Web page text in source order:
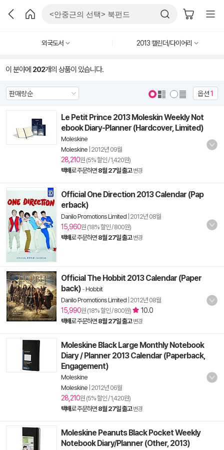
외국도서 2013 캘린더/다이어리
이 분야에 202개의 상품이 있습니다.
옵션1
Le Petit Prince 2013 Moleskin Weekly Not
ebook Diary-Planner (Hardcover, Limited)
Moleskine
Moleskine 2012년 09월
28,210원 (5% 할인 / 1,420원)
택배로 주문하면 8월 27일 출고 변경
Official One Direction 2013 Calendar (Pap
erback)
Danilo Promotions Limited 2012년 08월
15,960원 (18% 할인 / 800원)
택배로 주문하면 8월 27일 출고 변경
Official The Hobbit 2013 Calendar (Paper
back) -Hobbit
Danilo Promotions Limited 2012년 08월
15,990원 (18% 할인 / 800원) 10.0
택배로 주문하면 8월 27일 출고 변경
Moleskine Black Large Monthly Notebook
Diary / Planner 2013 Calendar (Paperback,
Engagement)
Moleskine
Moleskine 2012년 06월
28,210원 (5% 할인 / 1,420원)
택배로 주문하면 8월 27일 출고 변경
Moleskine Peanuts Black Pocket Weekly
Notebook Diary/Planner (Other, 2013)